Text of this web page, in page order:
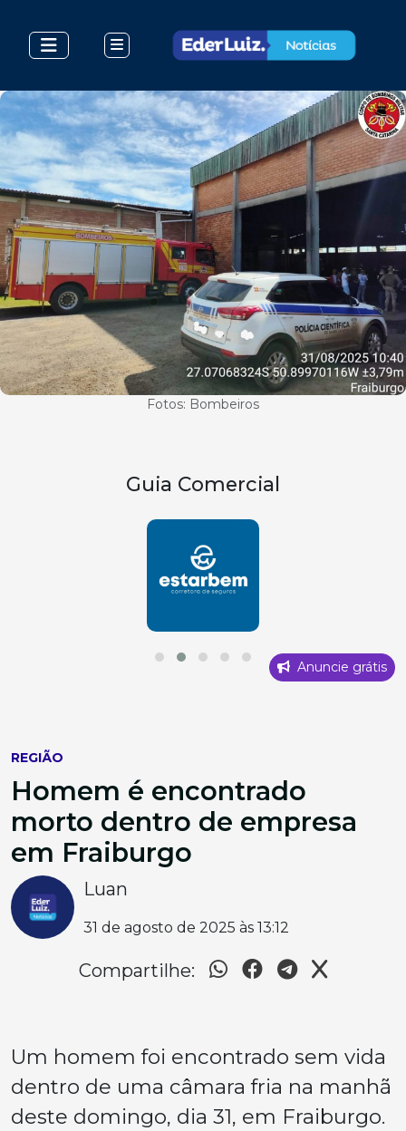
Fotos: Bombeiros
Guia Comercial
Anuncie grátis
REGIÃO
Homem é encontrado
morto dentro de empresa
em Fraiburgo
Luan
31 de agosto de 2025 às 13:12
Compartilhe:
Um homem foi encontrado sem vida
dentro de uma câmara fria na manhã
deste domingo, dia 31, em Fraiburgo.